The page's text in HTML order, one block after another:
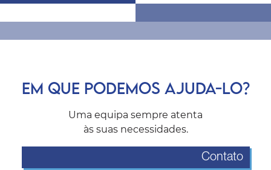
EM QUE PODEMOS AJUDA-LO?
Uma equipa sempre atenta
às suas necessidades.
Contato